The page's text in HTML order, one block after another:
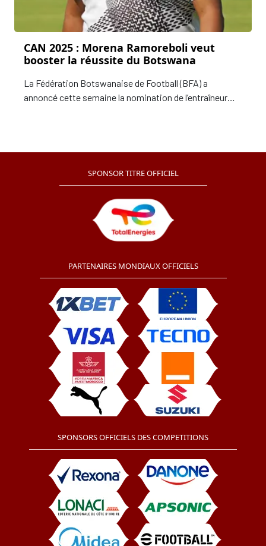
CAN 2025 : Morena Ramoreboli veut
booster la réussite du Botswana
La Fédération Botswanaise de Football (BFA) a
annoncé cette semaine la nomination de l’entraîneur
SPONSOR TITRE OFFICIEL
PARTENAIRES MONDIAUX OFFICIELS
SPONSORS OFFICIELS DES COMPETITIONS